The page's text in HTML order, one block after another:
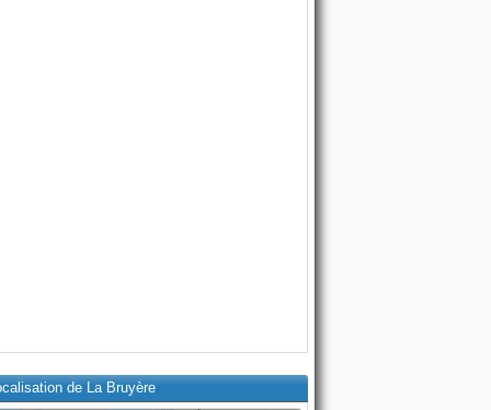
de La Bruyère